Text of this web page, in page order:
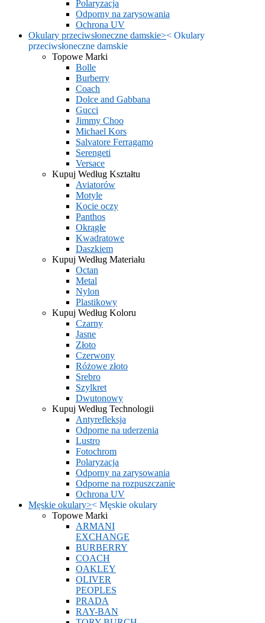
Polaryzacja
Odporny na zarysowania
Ochrona UV
Okulary przeciwsłoneczne damskie>< Okulary
przeciwsłoneczne damskie
Topowe Marki
Bolle
Burberry
Coach
Dolce and Gabbana
Gucci
Jimmy Choo
Michael Kors
Salvatore Ferragamo
Serengeti
Versace
Kupuj Według Kształtu
Aviatorów
Motyle
Kocie oczy
Panthos
Okrągłe
Kwadratowe
Daszkiem
Kupuj Według Materiału
Octan
Metal
Nylon
Plastikowy
Kupuj Według Koloru
Czarny
Jasne
Złoto
Czerwony
Różowe złoto
Srebro
Szylkret
Dwutonowy
Kupuj Według Technologii
Antyrefleksja
Odporne na uderzenia
Lustro
Fotochrom
Polaryzacja
Odporny na zarysowania
Odporne na rozpuszczanie
Ochrona UV
Męskie okulary>< Męskie okulary
Topowe Marki
ARMANI
EXCHANGE
BURBERRY
COACH
OAKLEY
OLIVER
PEOPLES
PRADA
RAY-BAN